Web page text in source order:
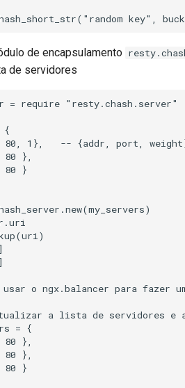
de encapsulamento
de servidores
= require "resty.chash.server"
{
1},   -- {addr, port,
},
80 }
o ngx.balancer para fazer
a lista de servidores e
= {
},
},
80 }